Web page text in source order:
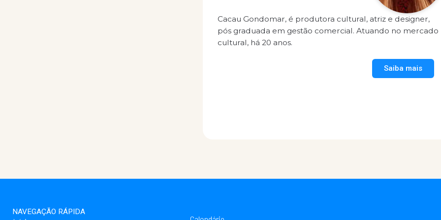
Cacau Gondomar, é produtora cultural, atriz e designer,
pós graduada em gestão comercial. Atuando no mercado
cultural, há 20 anos.
Saiba mais
NAVEGAÇÃO RÁPIDA